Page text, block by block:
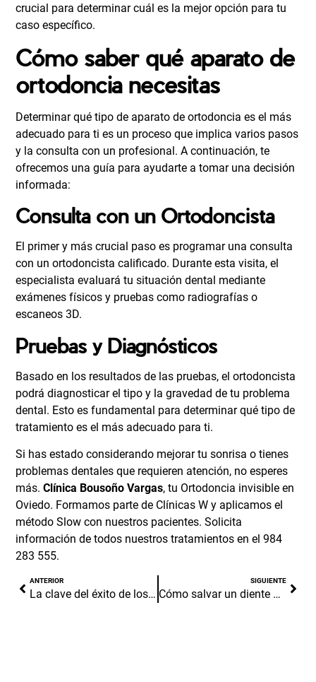
crucial para determinar cuál es la mejor opción para tu
caso específico.
Cómo saber qué aparato de
ortodoncia necesitas
Determinar qué tipo de aparato de ortodoncia es el más
adecuado para ti es un proceso que implica varios pasos
y la consulta con un profesional. A continuación, te
ofrecemos una guía para ayudarte a tomar una decisión
informada:
Consulta con un Ortodoncista
El primer y más crucial paso es programar una consulta
con un ortodoncista calificado. Durante esta visita, el
especialista evaluará tu situación dental mediante
exámenes físicos y pruebas como radiografías o
escaneos 3D.
Pruebas y Diagnósticos
Basado en los resultados de las pruebas, el ortodoncista
podrá diagnosticar el tipo y la gravedad de tu problema
dental. Esto es fundamental para determinar qué tipo de
tratamiento es el más adecuado para ti.
Si has estado considerando mejorar tu sonrisa o tienes
problemas dentales que requieren atención, no esperes
más.Clínica Bousoño Vargas, tu Ortodoncia invisible en
Oviedo. Formamos parte de Clínicas W y aplicamos el
método Slow con nuestros pacientes.Solicita
información de todos nuestros tratamientos en el984
283 555.
ANTERIOR
La clave del éxito de los implantes
SIGUIENTE
Cómo salvar un diente de leche tras un golpe